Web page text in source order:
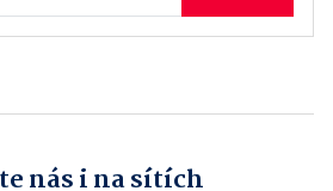
nás i na sítích